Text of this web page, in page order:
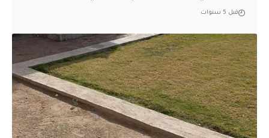
قبل 5 سنوات